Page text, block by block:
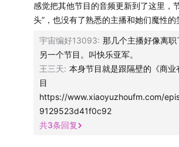
怎样的商业痕迹？也欢迎行业内的从业
兴趣的听友们和我们一起交流，我们期
的声音！
/ 时间轴 /
行业爆发：从土味投流剧逆袭成
竖屏革命：科技进步导致形态变化
感觉把其他节目的音频更新到了这里，
头”，也没有了熟悉的主播和她们魔性的
宇宙编好13093: 那几个主播好像离
另一个节目。叫快乐亚军。
王三天: 本身节目就是跟隔壁的《商
目
https://www.xiaoyuzhoufm.com/
9129523d41f0c92
共3条回复